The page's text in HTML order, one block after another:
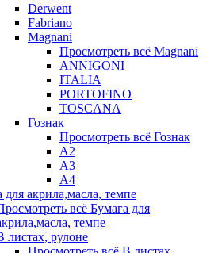
Derwent
Fabriano
Magnani
Просмотреть всё Magnani
ANNIGONI
ITALIA
PORTOFINO
TOSCANA
Гознак
Просмотреть всё Гознак
А2
А3
А4
для акрила,масла, темпе
всё Бумага для
темпе
листах, рулоне